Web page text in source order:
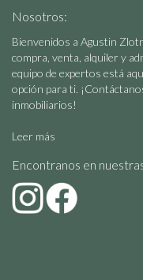
Nosotros:
Bienvenidos a Agustin
compra, venta, alquiler y
equipo de expertos está
opción para ti.
inmobiliarios!
Leer más
Encontranos en